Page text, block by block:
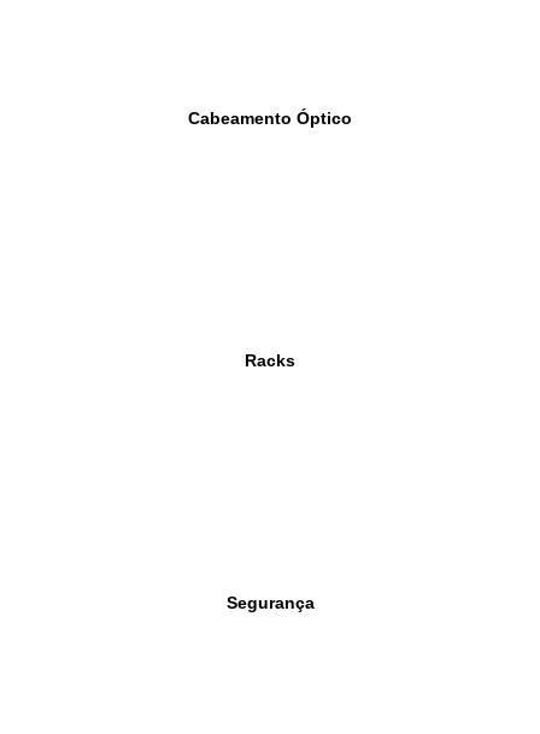
Cabeamento Óptico
Racks
Segurança